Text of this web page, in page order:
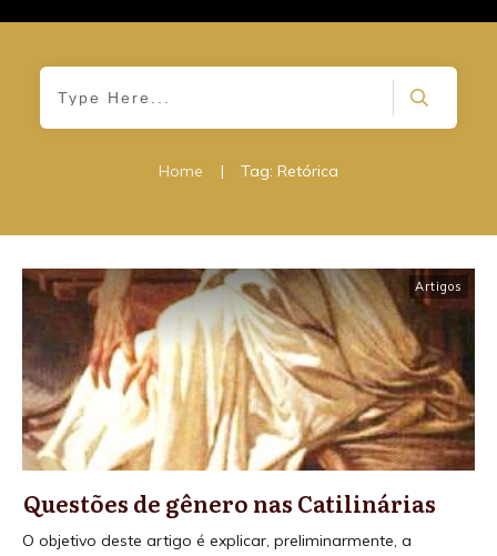
Home | Tag: Retórica
Artigos
Questões de gênero nas Catilinárias
O objetivo deste artigo é explicar, preliminarmente, a